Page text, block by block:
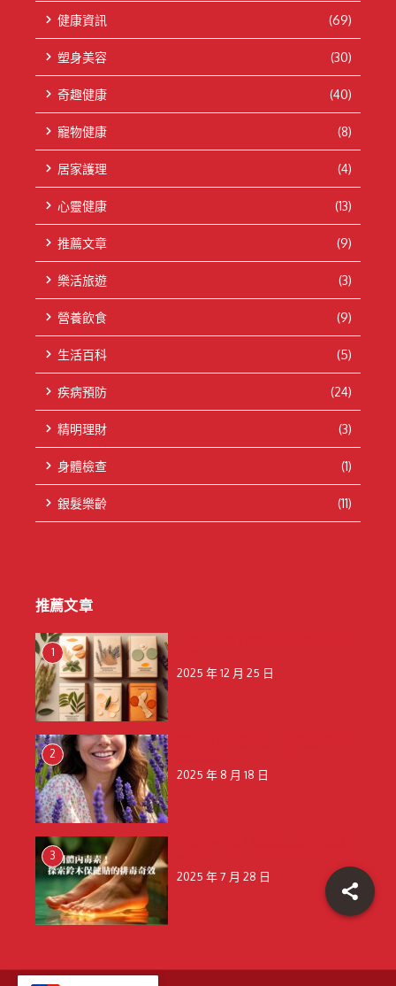
健康資訊 (69)
塑身美容 (30)
奇趣健康 (40)
寵物健康 (8)
居家護理 (4)
心靈健康 (13)
推薦文章 (9)
樂活旅遊 (3)
營養飲食 (9)
生活百科 (5)
疾病預防 (24)
精明理財 (3)
身體檢查 (1)
銀髮樂齡 (11)
推薦文章
1
2025 年 12 月 25 日
2
2025 年 8 月 18 日
3
2025 年 7 月 28 日